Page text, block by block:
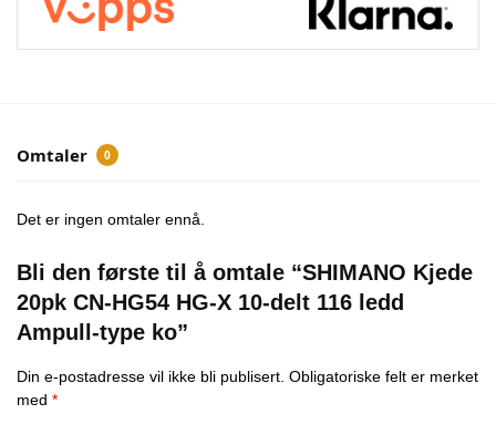
Omtaler 0
Det er ingen omtaler ennå.
Bli den første til å omtale “SHIMANO Kjede
20pk CN-HG54 HG-X 10-delt 116 ledd
Ampull-type ko”
Din e-postadresse vil ikke bli publisert. Obligatoriske felt er merket
med *